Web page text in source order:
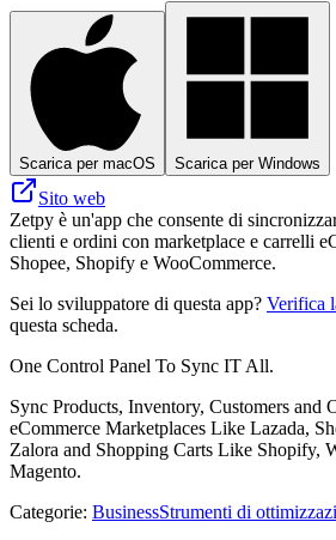
Scarica per macOS Scarica per Windows
Sito web
Zetpy è un'app che consente di
clienti e ordini con marketplace e carrelli
Shopee, Shopify e WooCommerce.
Sei lo sviluppatore di questa app? Verifica
questa scheda.
One Control Panel To Sync IT All.
Sync Products, Inventory, Customers and
eCommerce Marketplaces Like Lazada,
Zalora and Shopping Carts Like Shopify,
Magento.
Categorie: BusinessStrumenti di